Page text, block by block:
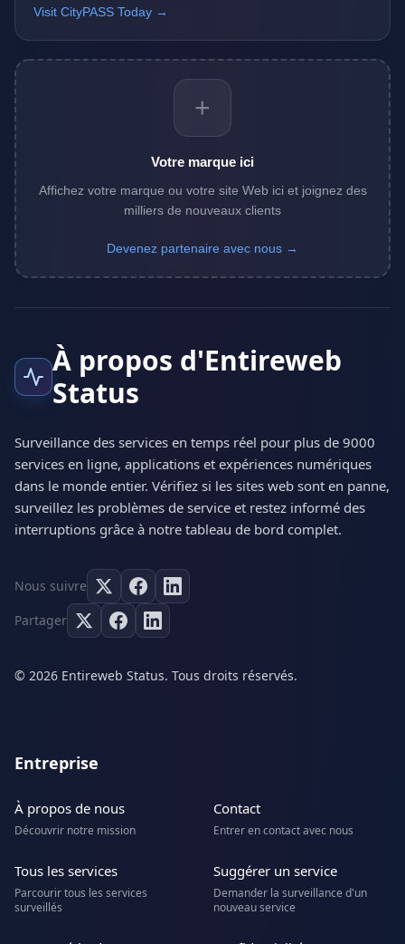
Visit CityPASS Today →
+
Votre marque ici
Affichez votre marque ou votre site Web ici et joignez des
milliers de nouveaux clients
Devenez partenaire avec nous →
À propos d'Entireweb
Status
Surveillance des services en temps réel pour plus de 9000
services en ligne, applications et expériences numériques
dans le monde entier. Vérifiez si les sites web sont en panne,
surveillez les problèmes de service et restez informé des
interruptions grâce à notre tableau de bord complet.
Nous suivre
Partager
© 2026 Entireweb Status. Tous droits réservés.
Entreprise
À propos de nous
Découvrir notre mission
Contact
Entrer en contact avec nous
Tous les services
Parcourir tous les services
surveillés
Suggérer un service
Demander la surveillance d'un
nouveau service